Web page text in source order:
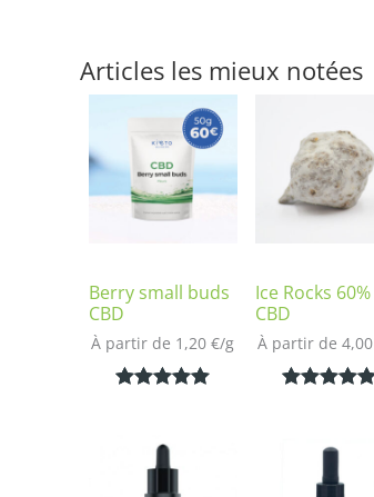
Articles les mieux notées
Berry small buds
CBD
À partir de 1,20€/g
basé sur
Ice Rocks 60%
CBD
À partir de 4,00
basé sur
notation